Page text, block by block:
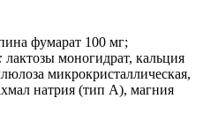
фумарат 100 мг;
лактозы моногидрат, кальция
микрокристаллическая,
натрия (тип А), магния